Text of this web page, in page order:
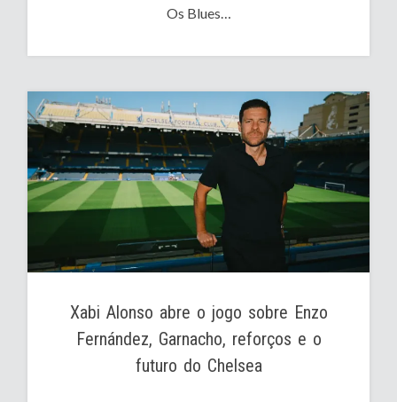
Os Blues…
Xabi Alonso abre o jogo sobre Enzo
Fernández, Garnacho, reforços e o
futuro do Chelsea